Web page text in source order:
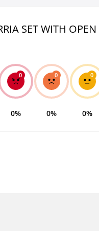
SET WITH
0
0%
0
0%
0
0%